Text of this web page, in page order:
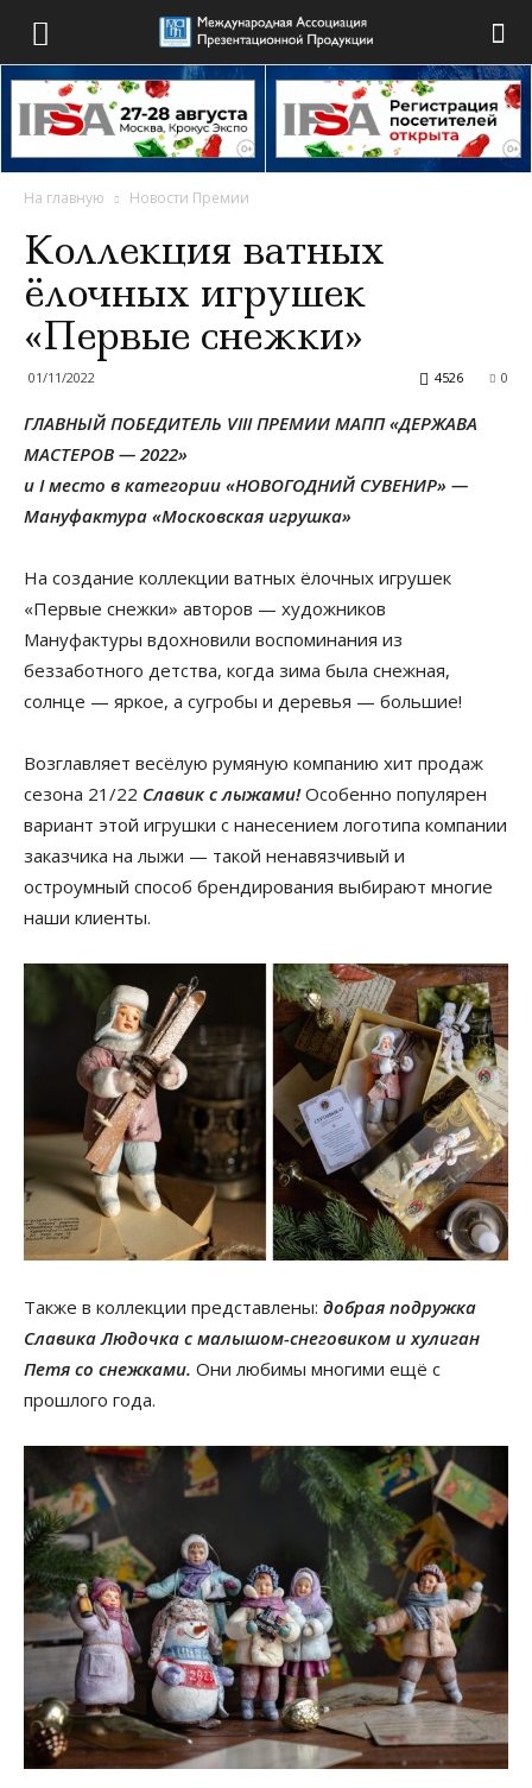
На главную Новости Премии
Коллекция ватных
ёлочных игрушек
«Первые снежки»
01/11/2022 0
4526
ГЛАВНЫЙ ПОБЕДИТЕЛЬ VIII ПРЕМИИ МАПП «ДЕРЖАВА
МАСТЕРОВ — 2022»
и I место в категории «НОВОГОДНИЙ СУВЕНИР» —
Мануфактура «Московская игрушка»
На создание коллекции ватных ёлочных игрушек
«Первые снежки» авторов — художников
Мануфактуры вдохновили воспоминания из
беззаботного детства, когда зима была снежная,
солнце — яркое, а сугробы и деревья — большие!
Возглавляет весёлую румяную компанию хит продаж
сезона 21/22 Славик с лыжами!Особенно популярен
вариант этой игрушки с нанесением логотипа компании
заказчика на лыжи — такой ненавязчивый и
остроумный способ брендирования выбирают многие
наши клиенты.
Также в коллекции представлены: добрая подружка
Славика Людочка с малышом-снеговиком и хулиган
Петя со снежками. Они любимы многими ещё с
прошлого года.